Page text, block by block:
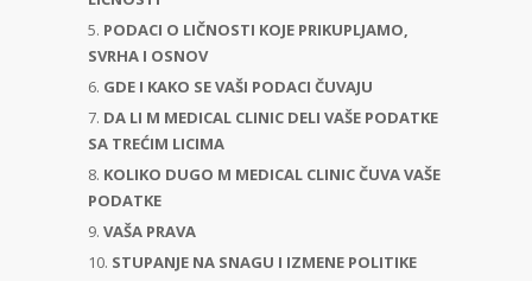
PODACI O LIČNOSTI KOJE PRIKUPLJAMO,
SVRHA I OSNOV
GDE I KAKO SE VAŠI PODACI ČUVAJU
DA LI M MEDICAL CLINIC DELI VAŠE PODATKE
SA TREĆIM LICIMA
KOLIKO DUGO M MEDICAL CLINIC ČUVA VAŠE
PODATKE
VAŠA PRAVA
STUPANJE NA SNAGU I IZMENE POLITIKE